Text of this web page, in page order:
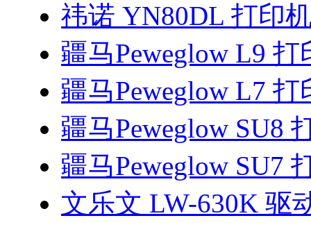
祎诺 YN80DL 打印
疆马Peweglow L9
疆马Peweglow L7
疆马Peweglow SU8
疆马Peweglow SU7
文乐文 LW-630K 驱